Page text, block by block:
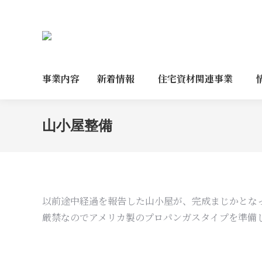
事業内容 新着情報 住宅資材関連事業
山小屋整備
以前途中経過を報告した山小屋が、完成まじかと
厳禁なのでアメリカ製のプロパンガスタイプを準備